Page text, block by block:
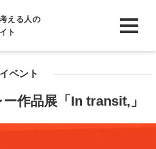
える人の
ト
イベント
作品展「In transit,」